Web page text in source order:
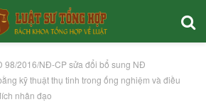
98/2016/NĐ-CP sửa đổi bổ sung NĐ
kỹ thuật thụ tinh trong ống nghiệm và điều
nhân đạo